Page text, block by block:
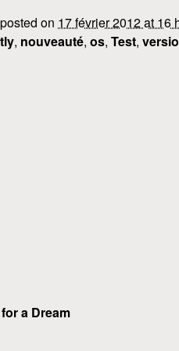
on 17 février 2012 at 16
, nouveauté, os, Test,
a Dream